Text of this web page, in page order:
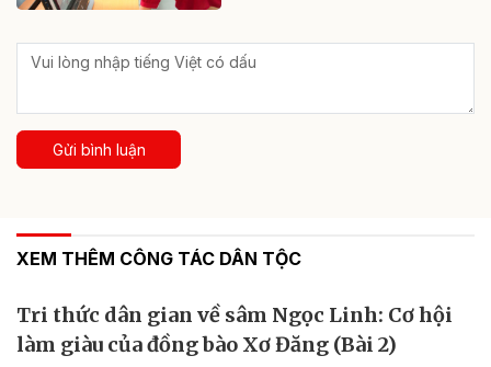
Gửi bình luận
XEM THÊM CÔNG TÁC DÂN TỘC
Tri thức dân gian về sâm Ngọc Linh: Cơ hội
làm giàu của đồng bào Xơ Đăng (Bài 2)